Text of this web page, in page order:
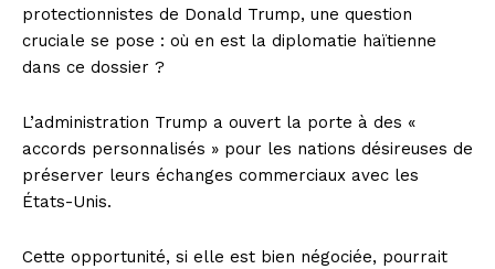
protectionnistes de Donald Trump, une question
cruciale se pose : où en est la diplomatie haïtienne
dans ce dossier ?
L’administration Trump a ouvert la porte à des «
accords personnalisés » pour les nations désireuses de
préserver leurs échanges commerciaux avec les
États-Unis.
Cette opportunité, si elle est bien négociée, pourrait